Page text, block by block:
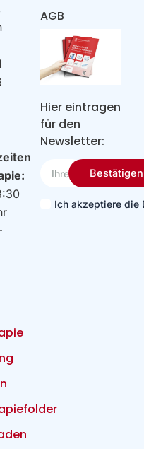
Hier eintragen
für den
Newsletter:
Email
Ich akzeptiere die
Bestätigen
AGB